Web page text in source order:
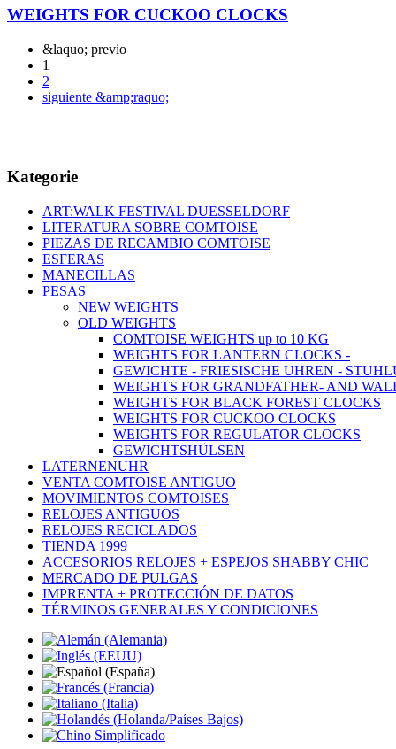
WEIGHTS FOR CUCKOO CLOCKS
&laquo; previo
1
2
siguiente &amp;raquo;
Kategorie
ART:WALK FESTIVAL DUESSELDORF
LITERATURA SOBRE COMTOISE
PIEZAS DE RECAMBIO COMTOISE
ESFERAS
MANECILLAS
PESAS
NEW WEIGHTS
OLD WEIGHTS
COMTOISE WEIGHTS up to 10 KG
WEIGHTS FOR LANTERN CLOCKS -
GEWICHTE - FRIESISCHE UHREN -
WEIGHTS FOR GRANDFATHER- AND
WEIGHTS FOR BLACK FOREST CLOCKS
WEIGHTS FOR CUCKOO CLOCKS
WEIGHTS FOR REGULATOR CLOCKS
GEWICHTSHÜLSEN
LATERNENUHR
VENTA COMTOISE ANTIGUO
MOVIMIENTOS COMTOISES
RELOJES ANTIGUOS
RELOJES RECICLADOS
TIENDA 1999
ACCESORIOS RELOJES + ESPEJOS SHABBY CHIC
MERCADO DE PULGAS
IMPRENTA + PROTECCIÓN DE DATOS
TÉRMINOS GENERALES Y CONDICIONES